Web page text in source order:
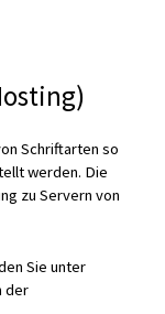
Schriftarten so
werden. Die
zu Servern von
Sie unter
der